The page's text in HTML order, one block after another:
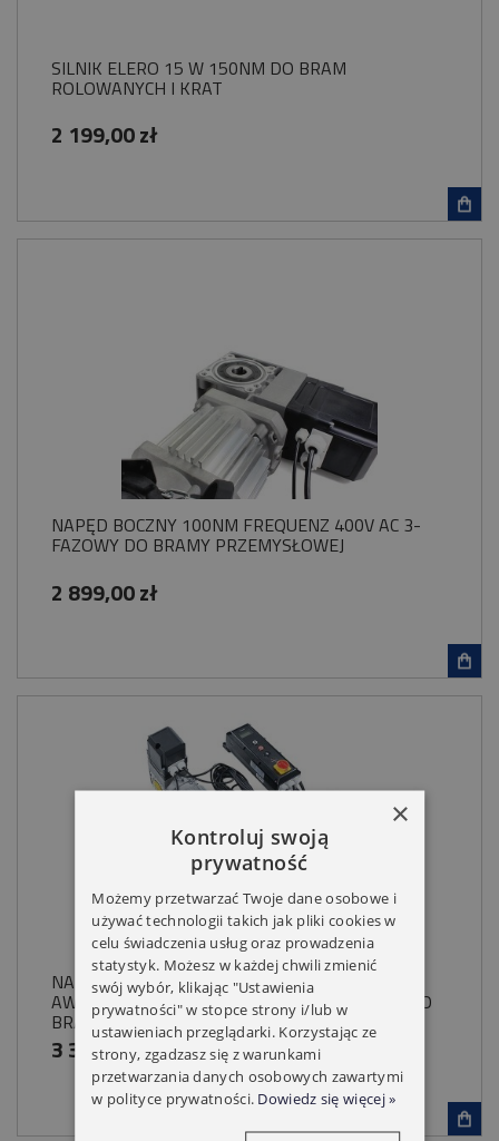
SILNIK ELERO 15 W 150NM DO BRAM
ROLOWANYCH I KRAT
2 199,00 zł
NAPĘD BOCZNY 100NM FREQUENZ 400V AC 3-
FAZOWY DO BRAMY PRZEMYSŁOWEJ
2 899,00 zł
NAPĘD BOCZNY ZESTAW FREQUENZ 100NM
AWARYJNE OTWIERANIE 400V AC 3-FAZOWY DO
BRAMY PRZEMYSŁOWEJ
3 329,00 zł
×
Kontroluj swoją
prywatność
Możemy przetwarzać Twoje dane osobowe i
używać technologii takich jak pliki cookies w
celu świadczenia usług oraz prowadzenia
statystyk. Możesz w każdej chwili zmienić
swój wybór, klikając "Ustawienia
prywatności" w stopce strony i/lub w
ustawieniach przeglądarki. Korzystając ze
strony, zgadzasz się z warunkami
przetwarzania danych osobowych zawartymi
w polityce prywatności. Dowiedz się więcej »